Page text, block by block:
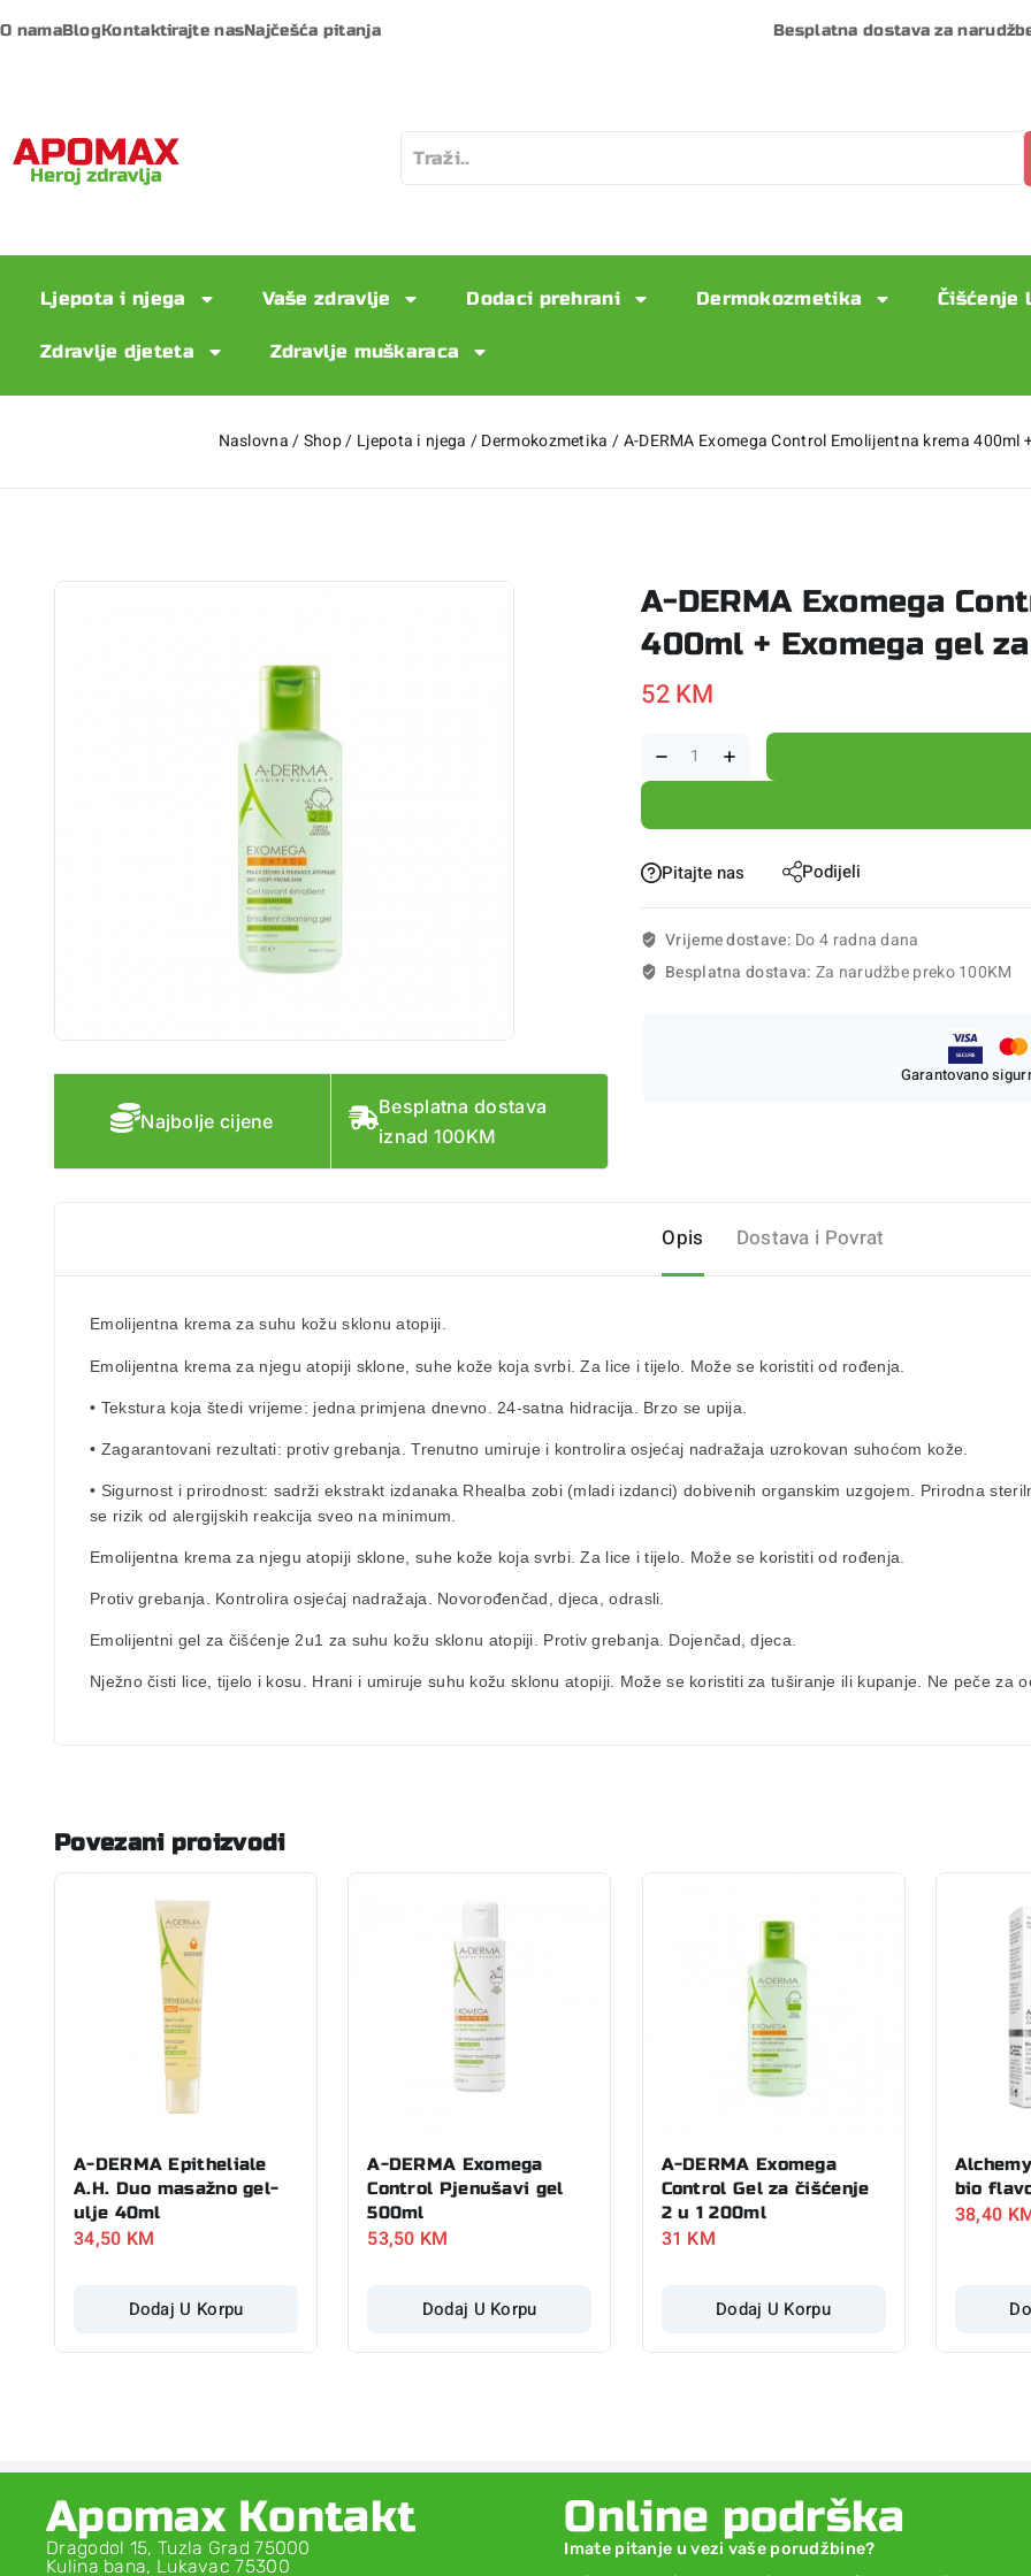
O namaBlogKontaktirajte nasNajčešća pitanja Besplatna dostava za
Ljepota i njega Vaše zdravlje Dodaci prehrani Dermokozmetika Čišćenje
Zdravlje djeteta Zdravlje muškaraca
Naslovna /Shop/ Ljepota i njega /Dermokozmetika /A-DERMA Exomega Control Emolijentna krema 400ml
Najbolje cijene
Besplatna dostava
iznad 100KM
A-DERMA Exomega
400ml + Exomega gel
52KM
Pitajte nas Podijeli
Vrijeme dostave: Do 4 radna dana
Besplatna dostava: Za narudžbe preko 100KM
Garantovano
Opis Dostava i Povrat
Emolijentna krema za suhu kožu sklonu atopiji.
Emolijentna krema za njegu atopiji sklone, suhe kože koja svrbi. Za lice i tijelo. Može se koristiti od rođenja.
• Tekstura koja štedi vrijeme: jedna primjena dnevno. 24-satna hidracija. Brzo se upija.
• Zagarantovani rezultati: protiv grebanja. Trenutno umiruje i kontrolira osjećaj nadražaja uzrokovan suhoćom kože.
• Sigurnost i prirodnost: sadrži ekstrakt izdanaka Rhealba zobi (mladi izdanci) dobivenih organskim uzgojem. Prirodna
se rizik od alergijskih reakcija sveo na minimum.
Emolijentna krema za njegu atopiji sklone, suhe kože koja svrbi. Za lice i tijelo. Može se koristiti od rođenja.
Protiv grebanja. Kontrolira osjećaj nadražaja. Novorođenčad, djeca, odrasli.
Emolijentni gel za čišćenje 2u1 za suhu kožu sklonu atopiji. Protiv grebanja. Dojenčad, djeca.
Nježno čisti lice, tijelo i kosu. Hrani i umiruje suhu kožu sklonu atopiji. Može se koristiti za tuširanje ili kupanje. Ne peče za
Povezani proizvodi
A-DERMA Epitheliale
A.H. Duo masažno gel-
ulje 40ml
34,50 KM
Dodaj U Korpu
A-DERMA Exomega
Control Pjenušavi gel
500ml
53,50 KM
Dodaj U Korpu
A-DERMA Exomega
Control Gel za čišćenje
2 u 1 200ml
31 KM
Dodaj U Korpu
bio
38,40
Apomax Kontakt
Dragodol 15, Tuzla Grad 75000
Kulina bana, Lukavac 75300
Online podrška
Imate pitanje u vezi vaše porudžbine?